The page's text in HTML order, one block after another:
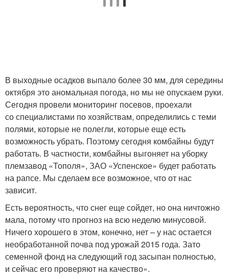
В выходные осадков выпало более 30 мм, для середины
октября это аномальная погода, но мы не опускаем руки.
Сегодня провели мониторинг посевов, проехали
со специалистами по хозяйствам, определились с теми
полями, которые не полегли, которые еще есть
возможность убрать. Поэтому сегодня комбайны будут
работать. В частности, комбайны выгоняет на уборку
племзавод «Тополя», ЗАО «Успенское» будет работать
на рапсе. Мы сделаем все возможное, что от нас
зависит.
Есть вероятность, что снег еще сойдет, но она ничтожно
мала, потому что прогноз на всю неделю минусовой.
Ничего хорошего в этом, конечно, нет – у нас остается
необработанной почва под урожай 2015 года. Зато
семенной фонд на следующий год засыпан полностью,
и сейчас его проверяют на качество».